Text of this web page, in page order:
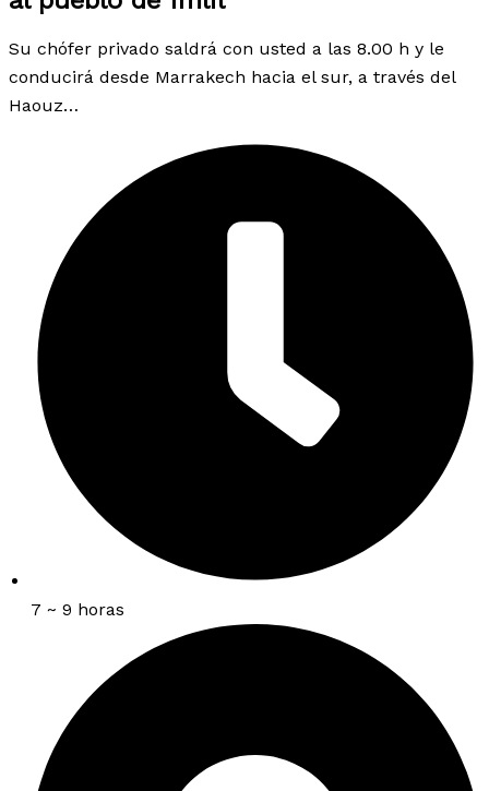
Su chófer privado saldrá con usted a las 8.00 h y le
conducirá desde Marrakech hacia el sur, a través del
Haouz…
7 ~ 9 horas